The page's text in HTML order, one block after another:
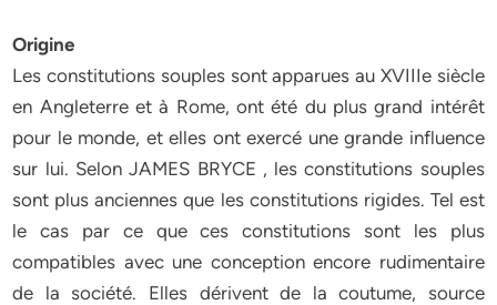
Origine
Les constitutions souples sont apparues au XVIIIe siècle
en Angleterre et à Rome, ont été du plus grand intérêt
pour le monde, et elles ont exercé une grande influence
sur lui. Selon JAMES BRYCE , les constitutions souples
sont plus anciennes que les constitutions rigides. Tel est
le cas par ce que ces constitutions sont les plus
compatibles avec une conception encore rudimentaire
de la société. Elles dérivent de la coutume, source